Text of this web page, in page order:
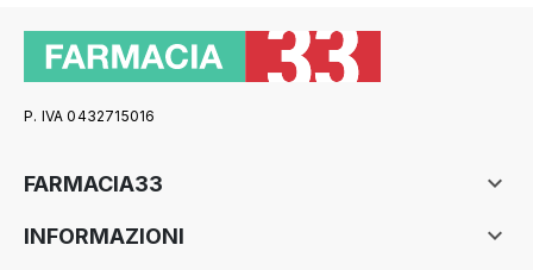
P. IVA 0432715016
FARMACIA33 
INFORMAZIONI 